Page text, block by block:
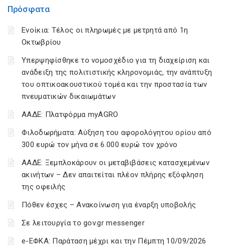
Πρόσφατα
Ενοίκια: Τέλος οι πληρωμές με μετρητά από 1η
Οκτωβρίου
Υπερψηφίσθηκε το νομοσχέδιο για τη διαχείριση και
ανάδειξη της πολιτιστικής κληρονομιάς, την ανάπτυξη
του οπτικοακουστικού τομέα και την προστασία των
πνευματικών δικαιωμάτων
ΑΑΔΕ: Πλατφόρμα myAGRO
Φιλοδωρήματα: Αύξηση του αφορολόγητου ορίου από
300 ευρώ τον μήνα σε 6.000 ευρώ τον χρόνο
ΑΑΔΕ: Ξεμπλοκάρουν οι μεταβιβάσεις κατασχεμένων
ακινήτων – Δεν απαιτείται πλέον πλήρης εξόφληση
της οφειλής
Πόθεν έσχες – Ανακοίνωση για έναρξη υποβολής
Σε λειτουργία το gov.gr messenger
e-ΕΦΚΑ: Παράταση μέχρι και την Πέμπτη 10/09/2026